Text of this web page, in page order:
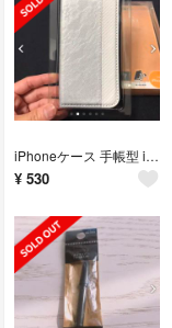
iPhoneケース 手帳型 iPhone7
¥ 530